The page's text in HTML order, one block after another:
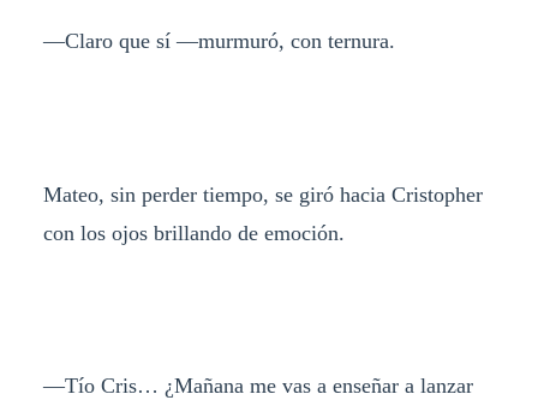
—Claro que sí —murmuró, con ternura.
Mateo, sin perder tiempo, se giró hacia Cristopher
con los ojos brillando de emoción.
—Tío Cris… ¿Mañana me vas a enseñar a lanzar